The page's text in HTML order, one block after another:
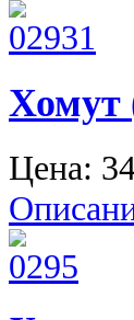
Хомут
Цена: